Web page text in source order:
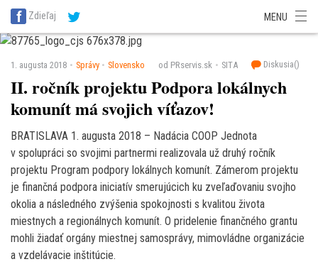
SITA Energetika
SITA Potravinárstvo
Zdieľaj MENU
1. augusta 2018 Správy Slovensko od PRservis.sk SITA Diskusia()
II. ročník projektu Podpora lokálnych
komunít má svojich víťazov!
BRATISLAVA 1. augusta 2018 – Nadácia COOP Jednota
v spolupráci so svojimi partnermi realizovala už druhý ročník
projektu Program podpory lokálnych komunít. Zámerom projektu
je finančná podpora iniciatív smerujúcich ku zveľaďovaniu svojho
okolia a následného zvýšenia spokojnosti s kvalitou života
miestnych a regionálnych komunít. O pridelenie finančného grantu
mohli žiadať orgány miestnej samosprávy, mimovládne organizácie
a vzdelávacie inštitúcie.